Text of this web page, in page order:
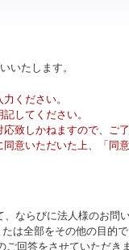
いたします。
ください。
してください。
致しかねますので、ご了
意いただいた上、「同
ならびに法人様のお問
は全部をその他の目的
回答をさせていただき